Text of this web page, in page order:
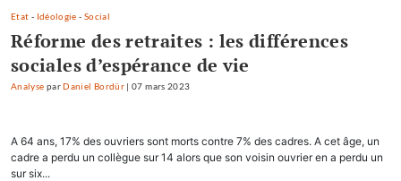
Etat - Idéologie - Social
Réforme des retraites : les différences
sociales d’espérance de vie
Analyse parDaniel Bordür |07 mars 2023
A 64 ans, 17% des ouvriers sont morts contre 7% des cadres. A cet âge, un
cadre a perdu un collègue sur 14 alors que son voisin ouvrier en a perdu un
sur six...